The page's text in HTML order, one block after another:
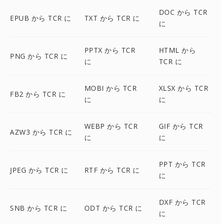
EPUB から TCR に TXT から TCR に
DOC から TCR
に
PNG から TCR に
PPTX から TCR
に
HTML から
TCR に
FB2 から TCR に
MOBI から TCR
に
XLSX から TCR
に
AZW3 から TCR に
WEBP から TCR
に
GIF から TCR
に
JPEG から TCR に RTF から TCR に
PPT から TCR
に
SNB から TCR に ODT から TCR に
DXF から TCR
に